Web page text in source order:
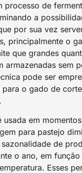
processo de
a
por sua vez
principalmente o
que grandes
armazenadas sem
pode ser
para o gado de
usada em
para pastejo
de
o ano, em
Esses